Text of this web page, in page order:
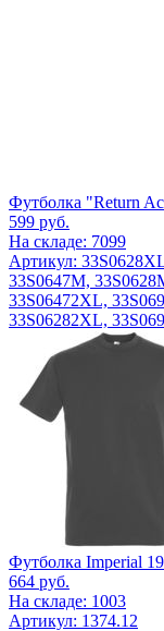
Футболка "Return
599 руб.
На складе: 7099
Артикул:
33S0647M,
33S06472XL,
33S06282XL,
Футболка Imperial
664 руб.
На складе: 1003
Артикул: 1374.12